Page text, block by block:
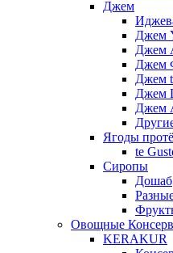
Джем
Джем
Джем
Джем
Джем
Джем
Джем
Ягоды
te
Сиропы
Дошаб
Овощные
KERAKUR